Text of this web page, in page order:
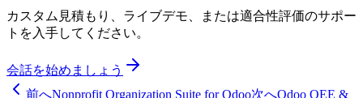
カスタム見積もり、ライブデモ、または適合性評価のサポー
トを入手してください。
会話を始めましょう
前へNonprofit Organization Suite for Odoo次へOdoo OEE &